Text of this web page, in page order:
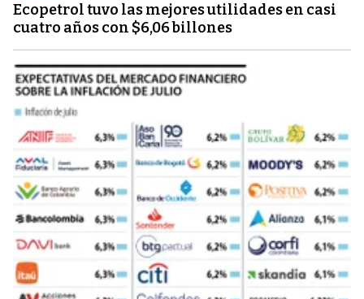
Ecopetrol tuvo las mejores utilidades en casi
cuatro años con $6,06 billones